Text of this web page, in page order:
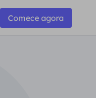
Comece agora